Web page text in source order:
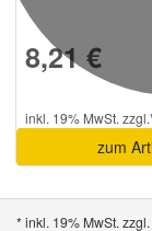
8,21 €
inkl. 19% MwSt. zzgl.
zum
* inkl. 19% MwSt. zzgl.